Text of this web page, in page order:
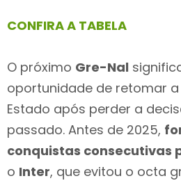
CONFIRA A TABELA
O próximo Gre-Nal
oportunidade de retomar
Estado após perder a
passado. Antes de 2025,
conquistas consecutivas
o Inter, que evitou o octa